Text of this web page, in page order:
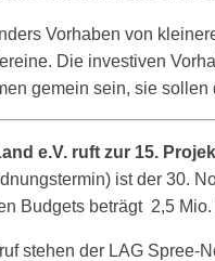
Vorhaben von
Die investiven
gemein sein, sie
e.V. ruft zur 15.
ist der 30.
Budgets beträgt 2,5
stehen der LAG Spree-